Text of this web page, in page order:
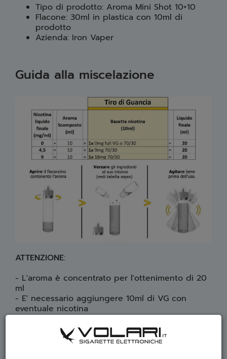
Tipo di prodotto: Aroma Mini Shot 10+10
Flacone: 30ml in plastica con 10ml di
prodotto
Azienda: Iron Vaper
Guida alla miscelazione
ATTENZIONE:
- L'aroma è concentrato per l'ottenimento di 20
ml
- E' necessario aggiungere 10ml di VG con
eventuale nicotina
SCHEDA TECNICA